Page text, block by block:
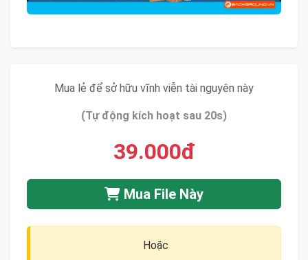
Mua lẻ để sở hữu vĩnh viễn tài nguyên này
(Tự động kích hoạt sau 20s)
39.000đ
Mua File Này
Hoặc